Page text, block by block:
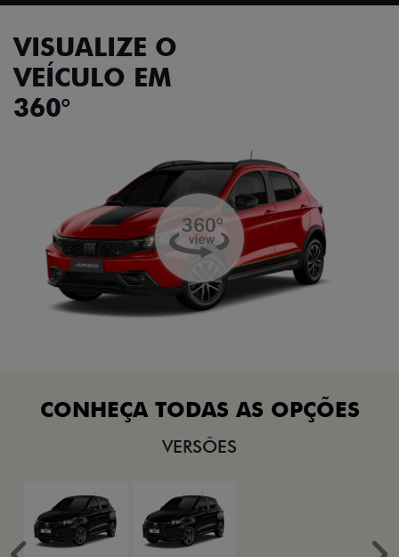
VISUALIZE O
VEÍCULO EM
360°
VERSÕES